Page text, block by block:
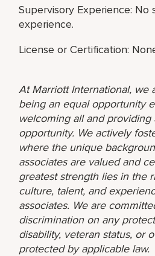
Supervisory Experience: No
experience.
License or Certification:
At Marriott International, we
being an equal opportunity
welcoming all and providing
opportunity. We actively
where the unique
associates are valued and
greatest strength lies in the
culture, talent, and
associates. We are
discrimination on any
disability, veteran status, or
protected by applicable law.